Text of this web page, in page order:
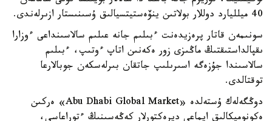
40 ميلليارد دوللار بولاتىن ينۆەستيتسيالىق ۇسىنىستار ازىرلەندى.
سونىمەن قاتار پرەزيدەنت ءبىلىم جانە عىلىم سالاسىنداعى ءوزارا
ىقپالداستىقتىڭ ماڭىزى زور ەكەنىن اتاپ ءوتىپ، ءبىلىم
سالاسىندا جۇزەگە اسىرىلىپ جاتقان بىرلەسكەن جوبالارعا
توقتالدى.
دوڭگەلەك ۇستەلدە «Abu Dhabi Global Market» ەركىن